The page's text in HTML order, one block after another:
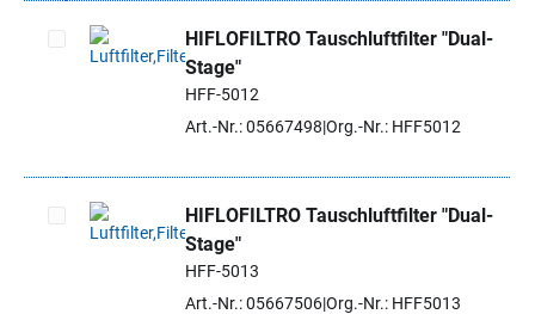
Artikel auswählen
HIFLOFILTRO Tauschluftfilter "Dual-
Stage"
HFF-5012
Art.-Nr.: 05667498 Org.-Nr.: HFF5012
Artikel auswählen
HIFLOFILTRO Tauschluftfilter "Dual-
Stage"
HFF-5013
Art.-Nr.: 05667506Org.-Nr.: HFF5013